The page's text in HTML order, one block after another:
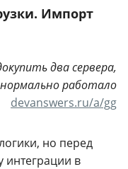
Импорт
два сервера,
работало
devanswers.ru/a/gg
но перед
интеграции в